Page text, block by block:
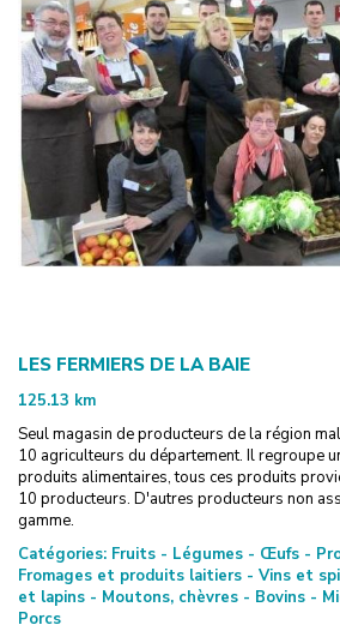
LES FERMIERS DE LA BAIE
125.13 km
Seul magasin de producteurs de la région
10 agriculteurs du département. Il regroupe
produits alimentaires, tous ces produits
10 producteurs. D'autres producteurs non
gamme.
Catégories: Fruits - Légumes - Œufs -
Fromages et produits laitiers - Vins et
et lapins - Moutons, chèvres - Bovins -
Porcs